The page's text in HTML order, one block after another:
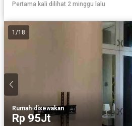
Pertama kali dilihat 2 minggu lalu
1 /18
Rumah·disewakan
Rp 95Jt